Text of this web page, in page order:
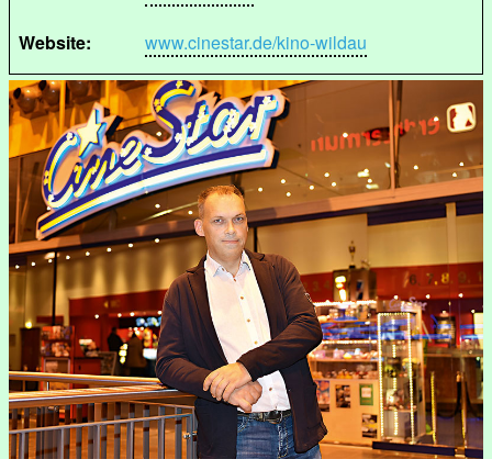
Website:
www.cinestar.de/kino-wildau